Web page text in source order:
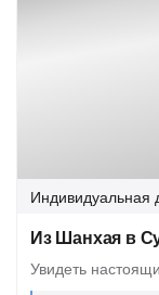
Индивидуальная
Из Шанхая в
Увидеть